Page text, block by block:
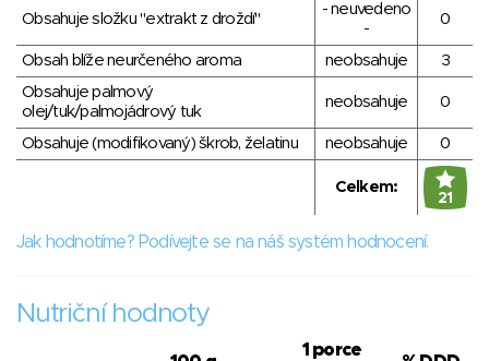
Obsahuje složku "extrakt z droždí"
- neuvedeno
-
0
Obsah blíže neurčeného aroma neobsahuje
3
Obsahuje palmový
olej/tuk/palmojádrový tuk
neobsahuje 0
Obsahuje (modifikovaný) škrob, želatinu neobsahuje 0
Celkem:
21
Jak hodnotíme? Podívejte se na náš systém hodnocení.
Nutriční hodnoty
1 porce